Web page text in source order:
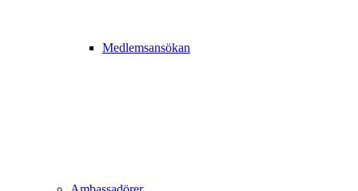
Medlemsansökan